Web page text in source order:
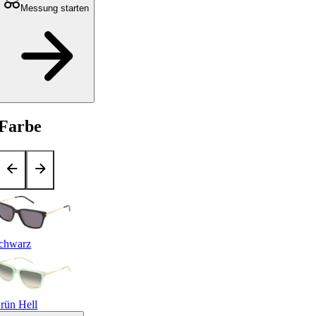
Messung starten
Hell